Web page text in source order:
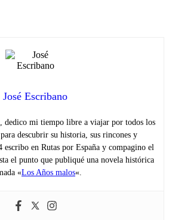
José Escribano
dedico mi tiempo libre a viajar por todos los
descubrir su historia, sus rincones y
escribo en Rutas por España y compagino el
el punto que publiqué una novela histórica
«Los Años malos«.